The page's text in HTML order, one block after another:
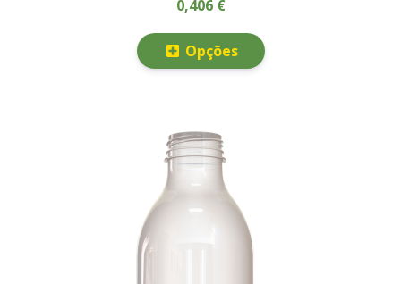
0,406 €
Opções